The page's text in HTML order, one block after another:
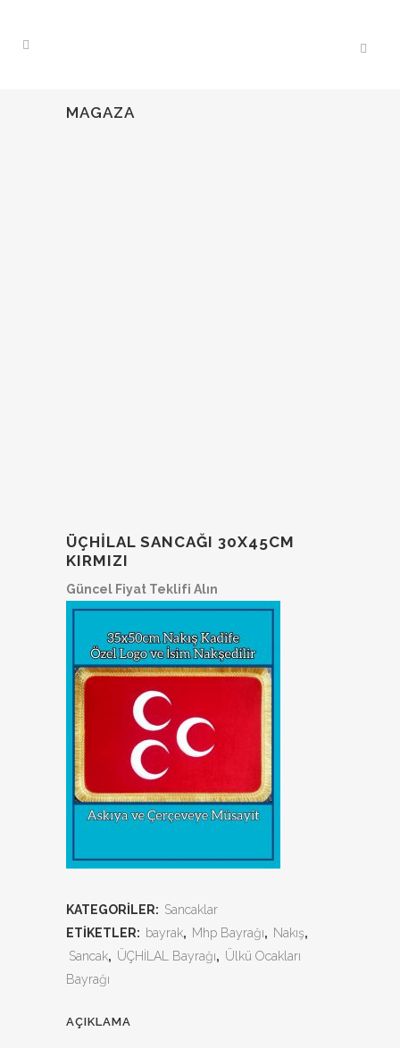
MAGAZA
ÜÇHILAL SANCAĞI 30X45CM
KIRMIZI
Güncel Fiyat Teklifi Alın
KATEGORILER: Sancaklar
ETIKETLER: bayrak, Mhp Bayrağı, Nakış,
Sancak, ÜÇHİLAL Bayrağı, Ülkü Ocakları
Bayrağı
AÇIKLAMA